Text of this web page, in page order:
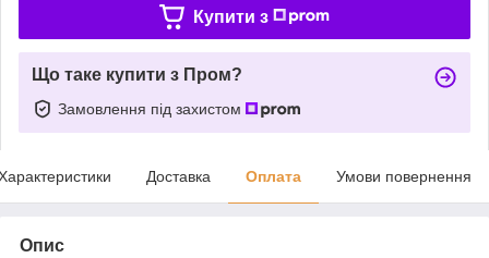
Купити з
Що таке купити з Пром?
Замовлення під захистом
Доставка Оплата Умови повернення
Опис